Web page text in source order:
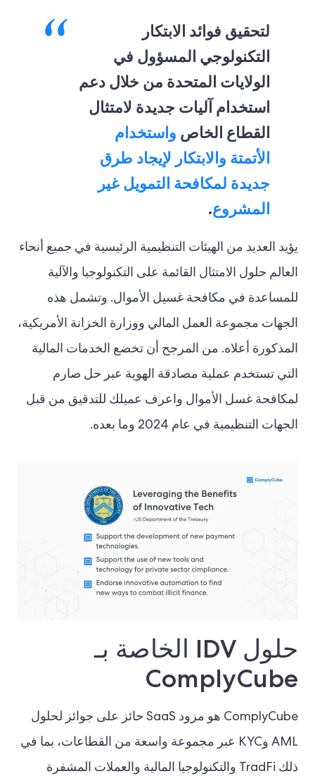
لتحقيق فوائد الابتكار
التكنولوجي المسؤول في
الولايات المتحدة من خلال دعم
استخدام آليات جديدة لامتثال
القطاع الخاص واستخدام
الأتمتة والابتكار لإيجاد طرق
جديدة لمكافحة التمويل غير
المشروع.
يؤيد العديد من الهيئات التنظيمية الرئيسية في جميع أنحاء
العالم حلول الامتثال القائمة على التكنولوجيا والآلية
للمساعدة في مكافحة غسيل الأموال. وتشمل هذه
الجهات مجموعة العمل المالي ووزارة الخزانة الأمريكية،
المذكورة أعلاه. من المرجح أن تخضع الخدمات المالية
التي تستخدم عملية مصادقة الهوية عبر حل صارم
لمكافحة غسل الأموال واعرف عميلك للتدقيق من قبل
الجهات التنظيمية في عام 2024 وما بعده.
حلول IDV الخاصة بـ
ComplyCube
ComplyCube هو مزود SaaS حائز على جوائز لحلول
AML وKYC عبر مجموعة واسعة من القطاعات، بما في
ذلك TradFi والتكنولوجيا المالية والعملات المشفرة